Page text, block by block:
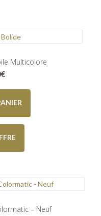
Multicolore
€
– Neuf